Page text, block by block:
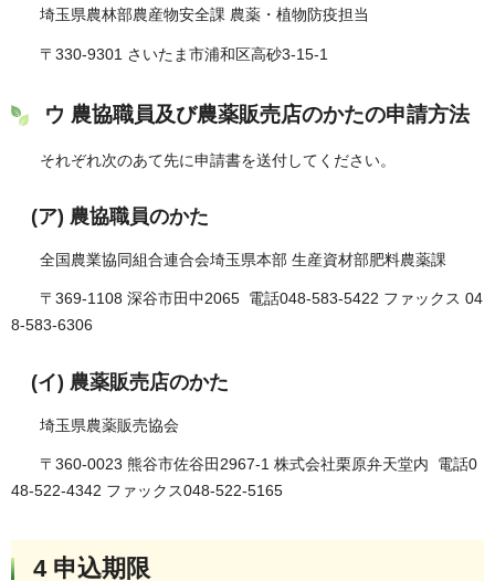
埼玉県農林部農産物安全課 農薬・植物防疫担当
〒330-9301 さいたま市浦和区高砂3-15-1
ウ 農協職員及び農薬販売店のかたの申請方法
それぞれ次のあて先に申請書を送付してください。
(ア) 農協職員のかた
全国農業協同組合連合会埼玉県本部 生産資材部肥料農薬課
〒369-1108 深谷市田中2065 電話048-583-5422 ファックス 04
8-583-6306
(イ) 農薬販売店のかた
埼玉県農薬販売協会
〒360-0023 熊谷市佐谷田2967-1 株式会社栗原弁天堂内 電話0
48-522-4342 ファックス048-522-5165
4 申込期限